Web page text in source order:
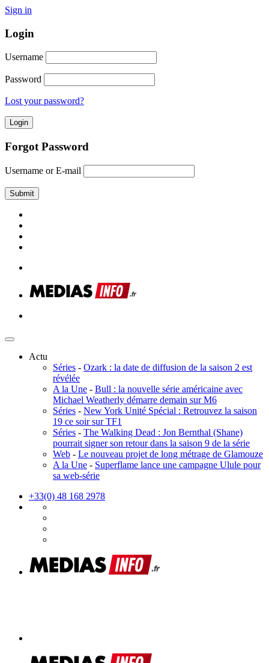
Sign in
Login
Username
Password
Lost your password?
Forgot Password
Username or E-mail
Actu
Séries - Ozark : la date de diffusion de la saison 2 est
révélée
A la Une - Bull : la nouvelle série américaine avec
Michael Weatherly démarre demain sur M6
Séries - New York Unité Spécial : Retrouvez la saison
19 ce soir sur TF1
Séries - The Walking Dead : Jon Bernthal (Shane)
pourrait signer son retour dans la saison 9 de la série
Web - Le nouveau projet de long métrage de Glamouze
A la Une - Superflame lance une campagne Ulule pour
sa web-série
+33(0) 48 168 2978